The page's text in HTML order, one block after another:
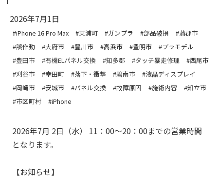
2026年7月1日
#iPhone 16 Pro Max #東浦町 #ガンプラ #部品破損
#蒲郡市
#誤作動
#大府市 #豊川市 #高浜市 #豊明市
#プラモデル
#豊田市
#有機ELパネル交換 #知多郡 #タッチ暴走修理
#西尾市
#刈谷市
#幸田町 #落下・衝撃 #碧南市
#液晶ディスプレイ
#岡崎市
#安城市 #パネル交換 #故障原因 #施術内容
#知立市
#市区町村
#iPhone
2026年7月 2日（水） 11：00～20：00までの営業時間
となります。
【お知らせ】